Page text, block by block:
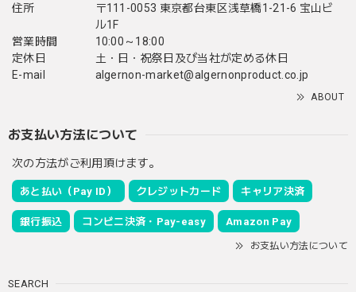
住所
〒111-0053 東京都台東区浅草橋1-21-6 宝山ビ
ル1F
営業時間
10:00～18:00
定休日
土・日・祝祭日及び当社が定める休日
E-mail
algernon-market@algernonproduct.co.jp
ABOUT
お支払い方法について
次の方法がご利用頂けます。
あと払い（Pay ID） クレジットカード キャリア決済
銀行振込 コンビニ決済・Pay-easy Amazon Pay
お支払い方法について
SEARCH